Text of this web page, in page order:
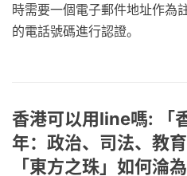
時需要一個電子郵件地址作為
的電話號碼進行認證。
香港可以用line嗎: 「
年：政治、司法、教
「東方之珠」如何淪